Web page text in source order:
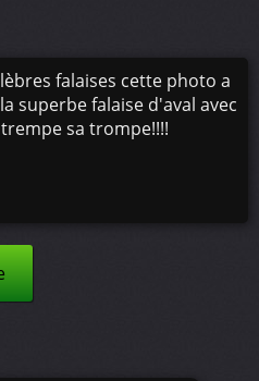
falaises cette photo a
superbe falaise d'aval avec
sa trompe!!!!